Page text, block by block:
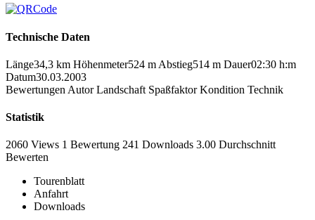
Technische Daten
Länge34,3 km Höhenmeter524 m Abstieg514 m Dauer02:30 h:m
Datum30.03.2003
Bewertungen Autor Landschaft Spaßfaktor Kondition Technik
Statistik
2060 Views 1 Bewertung 241 Downloads 3.00 Durchschnitt
Bewerten
Tourenblatt
Anfahrt
Downloads